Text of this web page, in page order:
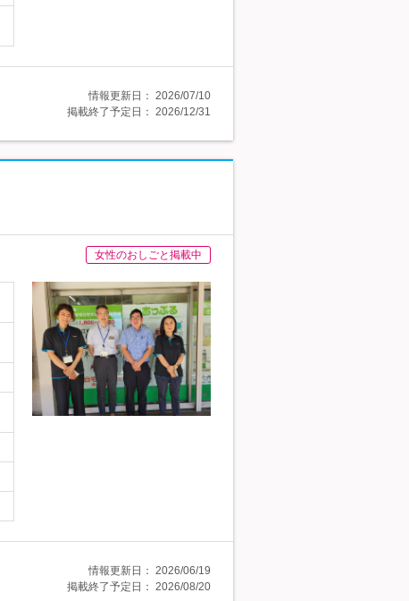
情報更新日： 2026/07/10
掲載終了予定日： 2026/12/31
女性のおしごと掲載中
情報更新日： 2026/06/19
掲載終了予定日： 2026/08/20